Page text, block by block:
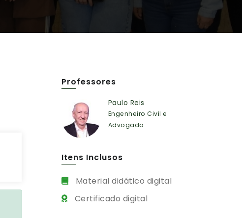
Professores
Paulo Reis
Engenheiro Civil e
Advogado
Itens Inclusos
Material didático digital
Certificado digital